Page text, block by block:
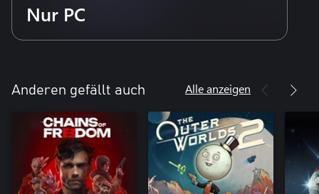
Nur PC
Anderen gefällt auch Alle anzeigen